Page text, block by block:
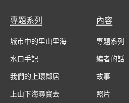
專題系列
城市中的里山里海
水口手記
我們的上環鄰居
上山下海尋寶去
內容
專題系列
編者的話
故事
照片